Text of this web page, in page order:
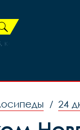
77203
/ 24